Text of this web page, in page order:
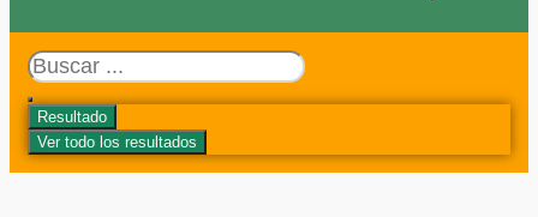
Search
...
Resultado
Ver todo los resultados